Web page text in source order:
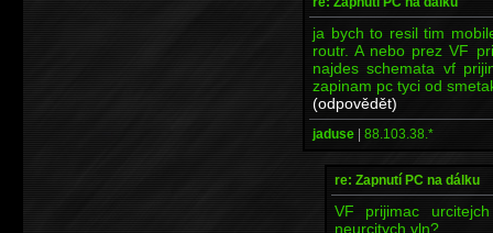
ja bych to resil tim
routr. A nebo prez VF
najdes schemata vf
zapinam pc tyci od
(odpovědět)
jaduse | 88.103.38.*
re: Zapnutí PC na dálku
VF prijimac
neurcitych vln?